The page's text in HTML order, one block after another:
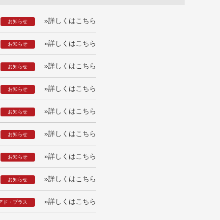
お知らせ »詳しくはこちら
お知らせ »詳しくはこちら
お知らせ »詳しくはこちら
お知らせ »詳しくはこちら
お知らせ »詳しくはこちら
お知らせ »詳しくはこちら
お知らせ »詳しくはこちら
お知らせ »詳しくはこちら
ド・プラス »詳しくはこちら